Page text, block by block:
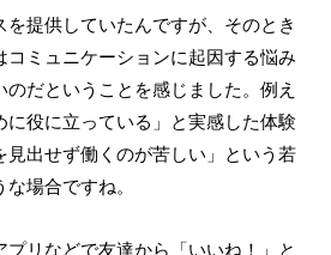
を提供していたんですが、そのとき
コミュニケーションに起因する悩み
だということを感じました。例え
に役に立っている」と実感した体験
見出せず働くのが苦しい」という若
場合ですね。
プリなどで友達から「いいね！」と